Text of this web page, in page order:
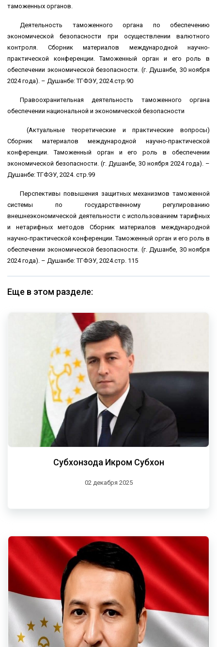
таможенных органов.
Деятельность таможенного органа по обеспечению
экономической безопасности при осуществлении валютного
контроля. Сборник материалов международной научно-
практической конференции. Таможенный орган и его роль в
обеспечении экономической безопасности. (г. Душанбе, 30 ноября
2024 года). – Душанбе: ТГФЭУ, 2024.стр.90
Правоохранительная деятельность таможенного органа
обеспечении национальной и экономической безопасности
(Актуальные теоретические и практические вопросы)
Сборник материалов международной научно-практической
конференции. Таможенный орган и его роль в обеспечении
экономической безопасности. (г. Душанбе, 30 ноября 2024 года). –
Душанбе: ТГФЭУ, 2024. стр.99
Перспективы повышения защитных механизмов таможенной
системы по государственному регулированию
внешнеэкономической деятельности с использованием тарифных
и нетарифных методов Сборник материалов международной
научно-практической конференции. Таможенный орган и его роль в
обеспечении экономической безопасности. (г. Душанбе, 30 ноября
2024 года). – Душанбе: ТГФЭУ, 2024.стр. 115
Еще в этом разделе:
Субхонзода Икром Субхон
02 декабря 2025